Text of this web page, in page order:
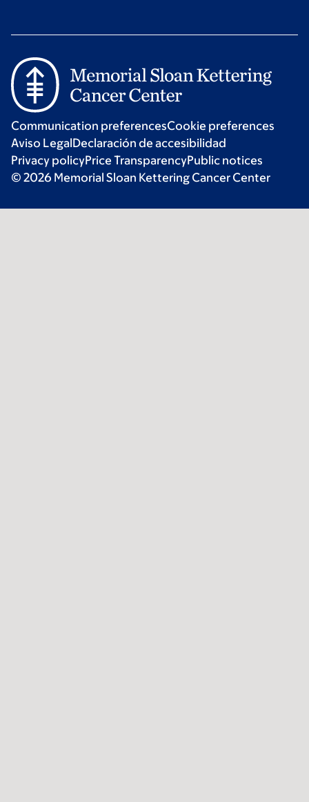
Communication preferencesCookie preferences
Aviso LegalDeclaración de accesibilidad
Privacy policyPrice TransparencyPublic notices
© 2026 Memorial Sloan Kettering Cancer Center